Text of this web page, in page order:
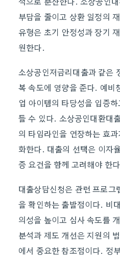
부담을 줄이고 상환 일정의
유형은 초기 안정성과 장기
원한다.
소상공인저금리대출과 같은
복 속도에 영향을 준다. 예비
업 아이템의 타당성을 입증
들 수 있다. 소상공인대환대
의 타임라인을 연장하는 효
화한다. 대출의 선택은 이자
증 요건을 함께 고려해야 한
대출상담신청은 관련 프로그
을 확인하는 출발점이다. 비
의성을 높이고 심사 속도를
분석과 제도 개선은 지원의
에서 중요한 참조점이다. 정